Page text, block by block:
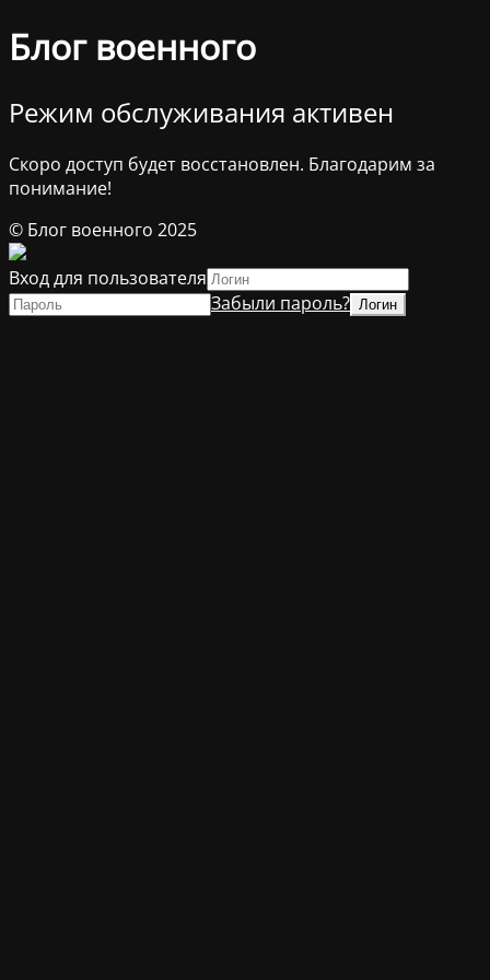
Блог военного
Режим обслуживания активен
Скоро доступ будет восстановлен. Благодарим за
понимание!
© Блог военного 2025
Вход для пользователя
Забыли пароль?